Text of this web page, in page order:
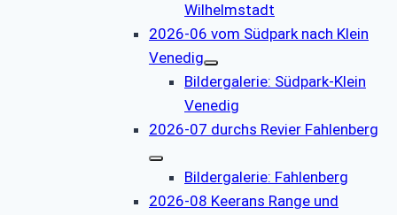
Wilhelmstadt
2026-06 vom Südpark nach Klein
Venedig
Bildergalerie: Südpark-Klein
Venedig
2026-07 durchs Revier Fahlenberg
Bildergalerie: Fahlenberg
2026-08 Keerans Range und